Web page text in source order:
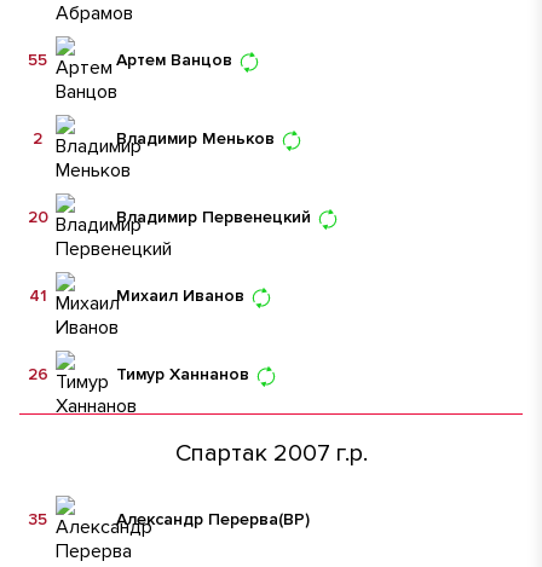
Артем Ванцов
55
Владимир Меньков
2
Владимир Первенецкий
20
Михаил Иванов
41
Тимур Ханнанов
26
Спартак 2007 г.р.
Александр Перерва(ВР)
35